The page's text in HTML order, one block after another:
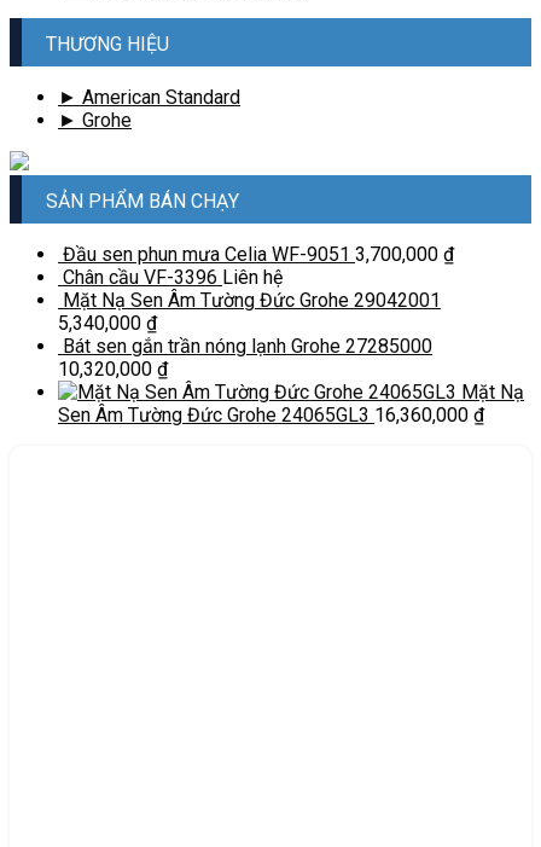
THƯƠNG HIỆU
► American Standard
► Grohe
SẢN PHẨM BÁN CHẠY
Đầu sen phun mưa Celia WF-9051 3,700,000 ₫
Chân cầu VF-3396 Liên hệ
Mặt Nạ Sen Âm Tường Đức Grohe 29042001
5,340,000 ₫
Bát sen gắn trần nóng lạnh Grohe 27285000
10,320,000 ₫
Mặt Nạ
Sen Âm Tường Đức Grohe 24065GL3 16,360,000 ₫